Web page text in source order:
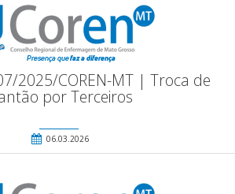
07/2025/COREN-MT | Troca de
por Terceiros
06.03.2026